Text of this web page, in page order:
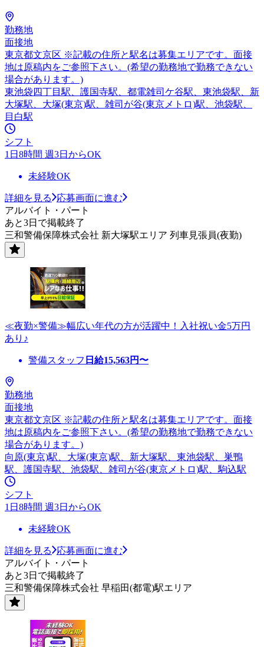
勤務地
面接地
東京都文京区 ※記載の住所と駅名は募集エリアです。面接
地は原稿内をご参照下さい。(希望の勤務地で勤務できない
場合があります。)
東池袋四丁目駅、護国寺駅、都電雑司ケ谷駅、東池袋駅、新
大塚駅、大塚(東京)駅、雑司が谷(東京メトロ)駅、池袋駅、
目白駅
シフト
1日8時間 週3日からOK
未経験OK
詳細を見る
応募画面に進む
アルバイト・パート
あと3日で掲載終了
三和警備保障株式会社 新大塚駅エリア 列車見張員(夜勤)
≪夜勤×警備≫幅広い年代の方が活躍中！入社祝い金5万円
あり♪
警備スタッフ 日給15,563円〜
勤務地
面接地
東京都文京区 ※記載の住所と駅名は募集エリアです。面接
地は原稿内をご参照下さい。(希望の勤務地で勤務できない
場合があります。)
向原(東京)駅、大塚(東京)駅、新大塚駅、東池袋駅、巣鴨
駅、護国寺駅、池袋駅、雑司が谷(東京メトロ)駅、駒込駅
シフト
1日8時間 週3日からOK
未経験OK
詳細を見る
応募画面に進む
アルバイト・パート
あと3日で掲載終了
三和警備保障株式会社 早稲田(都電)駅エリア